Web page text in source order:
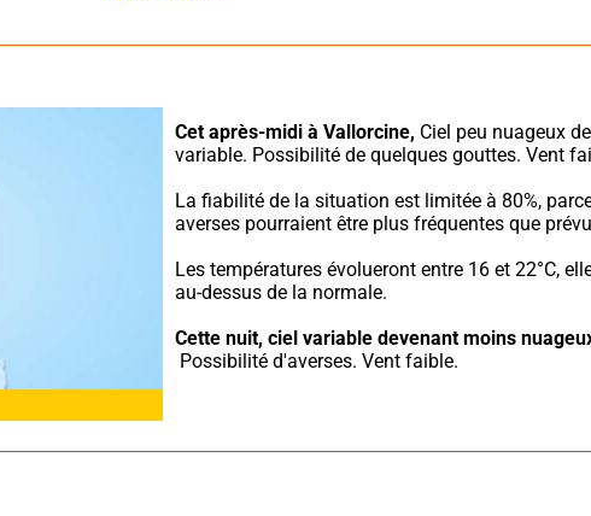
Cet après-midi à Vallorcine, Ciel peu nuageux
variable. Possibilité de quelques gouttes. Vent
La fiabilité de la situation est limitée à 80%,
averses pourraient être plus fréquentes que
Les températures évolueront entre 16 et 22°C,
au-dessus de la normale.
Cette nuit, ciel variable devenant moins
Possibilité d'averses. Vent faible.